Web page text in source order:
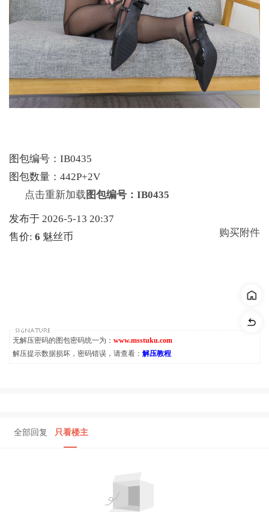
图包编号：IB0435
图包数量：442P+2V
点击重新加载 图包编号：IB0435
发布于 2026-5-13 20:37
售价: 6 魅丝币 购买附件
无解压密码的图包密码统一为： www.msstuku.com
解压提示数据损坏，密码错误，请查看： 解压教程
全部回复 只看楼主